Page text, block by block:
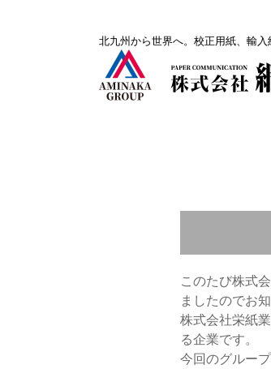
北九州から世界へ。校正用紙、輸入
このたび株式
ましたのでお
株式会社栄紙
る企業です。
今回のグルー